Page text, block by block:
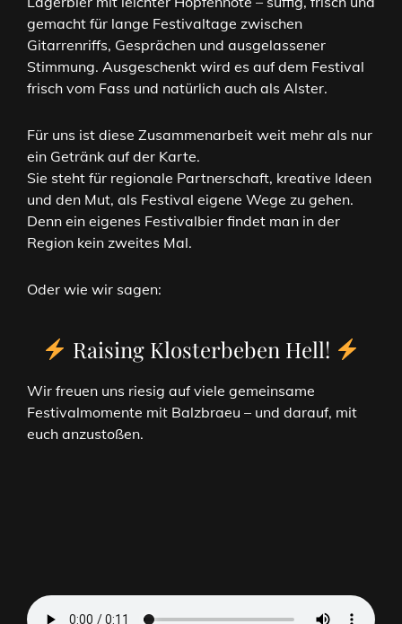
gemacht für lange Festivaltage zwischen
Gitarrenriffs, Gesprächen und ausgelassener
Stimmung. Ausgeschenkt wird es auf dem Festival
frisch vom Fass und natürlich auch als Alster.
Für uns ist diese Zusammenarbeit weit mehr als nur
ein Getränk auf der Karte.
Sie steht für regionale Partnerschaft, kreative Ideen
und den Mut, als Festival eigene Wege zu gehen.
Denn ein eigenes Festivalbier findet man in der
Region kein zweites Mal.
Oder wie wir sagen:
Raising Klosterbeben Hell!
Wir freuen uns riesig auf viele gemeinsame
Festivalmomente mit Balzbraeu – und darauf, mit
euch anzustoßen.